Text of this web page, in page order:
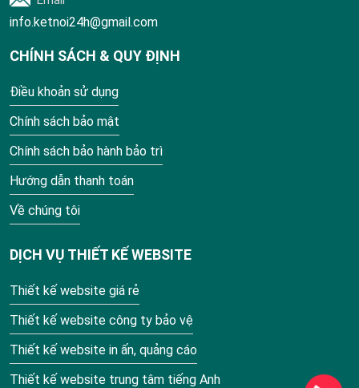
info.ketnoi24h@gmail.com
CHÍNH SÁCH & QUY ĐỊNH
Điều khoản sử dụng
Chính sách bảo mật
Chính sách bảo hành bảo trì
Hướng dẫn thanh toán
Về chúng tôi
DỊCH VỤ THIẾT KẾ WEBSITE
Thiết kế website giá rẻ
Thiết kế website công ty bảo vệ
Thiết kế website in ấn, quảng cáo
Thiết kế website trung tâm tiếng Anh